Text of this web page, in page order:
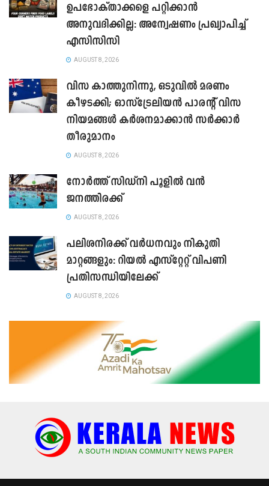
ഉപഭോക്താക്കളെ പറ്റിക്കാൻ
അനുവദിക്കില്ല: അന്വേഷണം പ്രഖ്യാപിച്ച്
എസിസിസി
AUGUST 8, 2026
വിസ കാത്തുനിന്നു, ഒടുവിൽ മരണം
കീഴടക്കി; ഓസ്‌ട്രേലിയൻ പാരന്റ് വിസ
നിയമങ്ങൾ കർശനമാക്കാൻ സർക്കാർ
തീരുമാനം
AUGUST 8, 2026
നോർത്ത് സിഡ്നി പൂളിൽ വൻ
ജനത്തിരക്ക്
AUGUST 8, 2026
പലിശനിരക്ക് വർധനവും നികുതി
മാറ്റങ്ങളും: റിയൽ എസ്റ്റേറ്റ് വിപണി
പ്രതിസന്ധിയിലേക്ക്
AUGUST 8, 2026